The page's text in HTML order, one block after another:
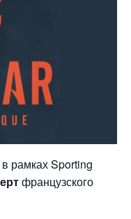
рамках Sporting
французского